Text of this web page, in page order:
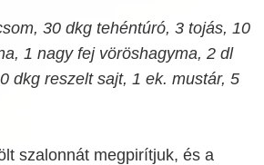
30 dkg tehéntúró, 3 tojás, 10
1 nagy fej vöröshagyma, 2 dl
dkg reszelt sajt, 1 ek. mustár, 5
szalonnát megpirítjuk, és a